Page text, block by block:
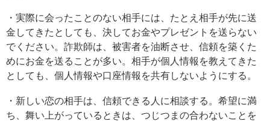
・実際に会ったことのない相手には、たとえ相手が先に送
金してきたとしても、決してお金やプレゼントを送らない
でください。詐欺師は、被害者を油断させ、信頼を築くた
めにお金を送ることが多い。相手が個人情報を教えてきた
としても、個人情報や口座情報を共有しないようにする。
・新しい恋の相手は、信頼できる人に相談する。希望に満
ち、舞い上がっているときは、つじつまの合わないことを